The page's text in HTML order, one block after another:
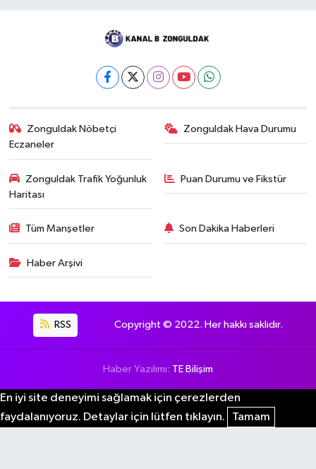
Zonguldak Nöbetçi
Eczaneler
Zonguldak Hava Durumu
Zonguldak Trafik Yoğunluk
Haritası
Puan Durumu ve Fikstür
Tüm Manşetler Son Dakika Haberleri
Haber Arşivi
RSS Copyright © 2022. Her hakkı saklıdır.
Haber Yazılımı: TE Bilişim
En iyi site deneyimi sağlamak için çerezlerden
faydalanıyoruz. Detaylar için lütfen tıklayın.
Tamam